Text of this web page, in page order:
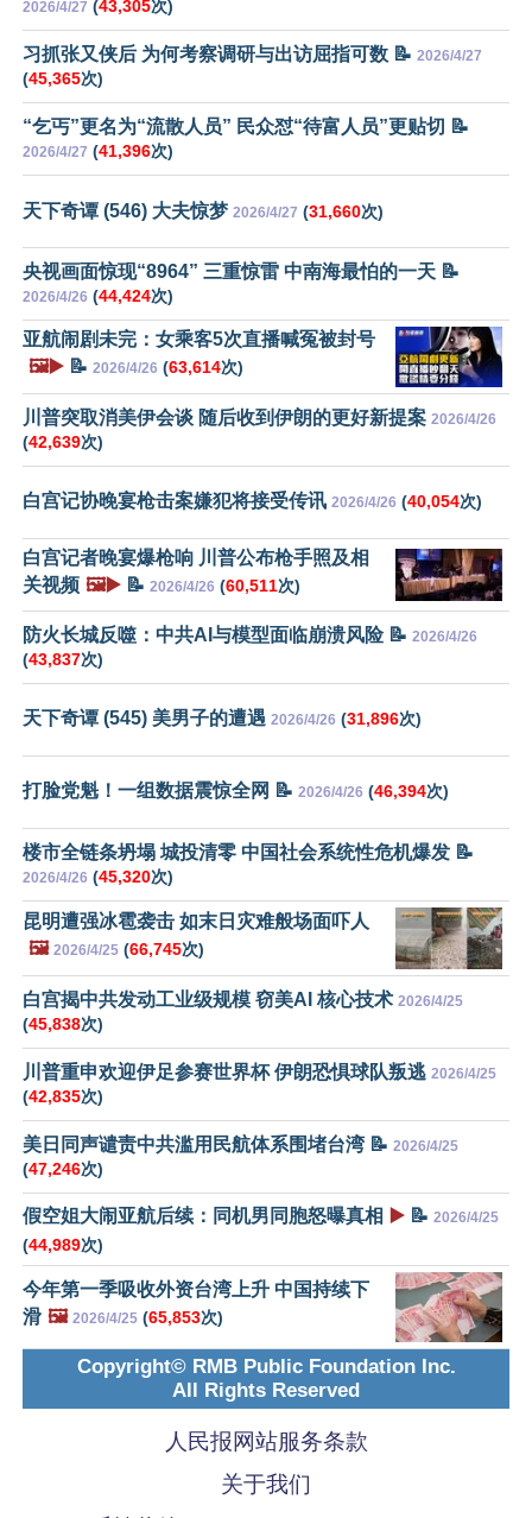
2026/4/27 (43,305次)
习抓张又侠后 为何考察调研与出访屈指可数 📝 2026/4/27
(45,365次)
“乞丐”更名为“流散人员” 民众怼“待富人员”更贴切 📝
2026/4/27 (41,396次)
天下奇谭 (546) 大夫惊梦 2026/4/27 (31,660次)
央视画面惊现“8964” 三重惊雷 中南海最怕的一天 📝
2026/4/26 (44,424次)
亚航闹剧未完：女乘客5次直播喊冤被封号
🖼️▶️ 📝 2026/4/26 (63,614次)
川普突取消美伊会谈 随后收到伊朗的更好新提案 2026/4/26
(42,639次)
白宫记协晚宴枪击案嫌犯将接受传讯 2026/4/26 (40,054次)
白宫记者晚宴爆枪响 川普公布枪手照及相
关视频 🖼️▶️ 📝 2026/4/26 (60,511次)
防火长城反噬：中共AI与模型面临崩溃风险 📝 2026/4/26
(43,837次)
天下奇谭 (545) 美男子的遭遇 2026/4/26 (31,896次)
打脸党魁！一组数据震惊全网 📝 2026/4/26 (46,394次)
楼市全链条坍塌 城投清零 中国社会系统性危机爆发 📝
2026/4/26 (45,320次)
昆明遭强冰雹袭击 如末日灾难般场面吓人
🖼️ 2026/4/25 (66,745次)
白宫揭中共发动工业级规模 窃美AI 核心技术 2026/4/25
(45,838次)
川普重申欢迎伊足参赛世界杯 伊朗恐惧球队叛逃 2026/4/25
(42,835次)
美日同声谴责中共滥用民航体系围堵台湾 📝 2026/4/25
(47,246次)
假空姐大闹亚航后续：同机男同胞怒曝真相 ▶️ 📝 2026/4/25
(44,989次)
今年第一季吸收外资台湾上升 中国持续下
滑 🖼️ 2026/4/25 (65,853次)
Copyright© RMB Public Foundation Inc.
All Rights Reserved
人民报网站服务条款
关于我们